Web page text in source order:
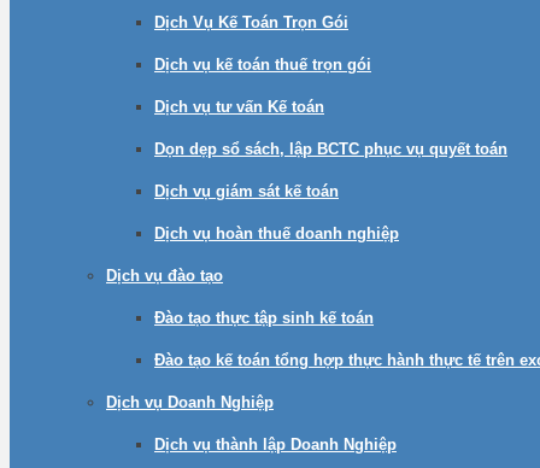
Dịch Vụ Kế Toán Trọn Gói
Dịch vụ kế toán thuế trọn gói
Dịch vụ tư vấn Kế toán
Dọn dẹp sổ sách, lập BCTC phục vụ quyết toán
Dịch vụ giám sát kế toán
Dịch vụ hoàn thuế doanh nghiệp
Dịch vụ đào tạo
Đào tạo thực tập sinh kế toán
Đào tạo kế toán tổng hợp thực hành thực tế trên
Dịch vụ Doanh Nghiệp
Dịch vụ thành lập Doanh Nghiệp